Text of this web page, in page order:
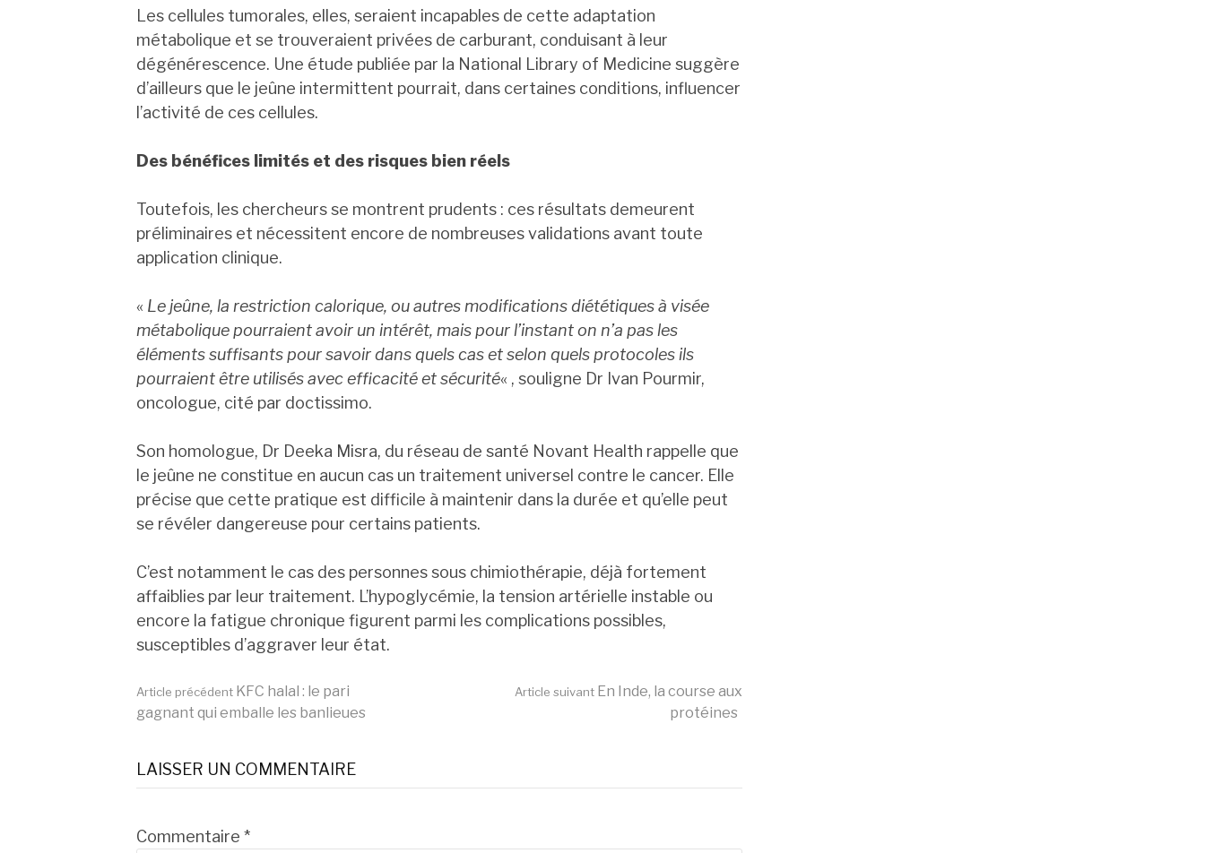
Les cellules tumorales, elles, seraient incapables de cette adaptation
métabolique et se trouveraient privées de carburant, conduisant à leur
dégénérescence. Une étude publiée par la National Library of Medicine suggère
d’ailleurs que le jeûne intermittent pourrait, dans certaines conditions, influencer
l’activité de ces cellules.
Des bénéfices limités et des risques bien réels
Toutefois, les chercheurs se montrent prudents : ces résultats demeurent
préliminaires et nécessitent encore de nombreuses validations avant toute
application clinique.
« Le jeûne, la restriction calorique, ou autres modifications diététiques à visée
métabolique pourraient avoir un intérêt, mais pour l’instant on n’a pas les
éléments suffisants pour savoir dans quels cas et selon quels protocoles ils
pourraient être utilisés avec efficacité et sécurité« , souligne Dr Ivan Pourmir,
oncologue, cité par doctissimo.
Son homologue, Dr Deeka Misra, du réseau de santé Novant Health rappelle que
le jeûne ne constitue en aucun cas un traitement universel contre le cancer. Elle
précise que cette pratique est difficile à maintenir dans la durée et qu’elle peut
se révéler dangereuse pour certains patients.
C’est notamment le cas des personnes sous chimiothérapie, déjà fortement
affaiblies par leur traitement. L’hypoglycémie, la tension artérielle instable ou
encore la fatigue chronique figurent parmi les complications possibles,
susceptibles d’aggraver leur état.
Lire
la
suite
Article précédent KFC halal : le pari
gagnant qui emballe les banlieues
Article suivant En Inde, la course aux
protéines
LAISSER UN COMMENTAIRE
Commentaire *